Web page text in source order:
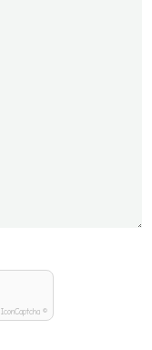
IconCaptcha ©